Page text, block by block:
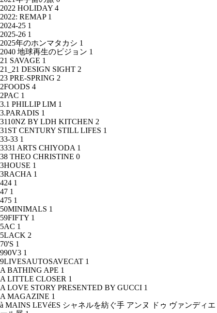
2022 HOLIDAY 4
2022: REMAP 1
2024-25 1
2025-26 1
2025年のホンマタカシ 1
2040 地球再生のビジョン 1
21 SAVAGE 1
21_21 DESIGN SIGHT 2
23 PRE-SPRING 2
2FOODS 4
2PAC 1
3.1 PHILLIP LIM 1
3.PARADIS 1
3110NZ BY LDH KITCHEN 2
31ST CENTURY STILL LIFES 1
33-33 1
3331 ARTS CHIYODA 1
38 THEO CHRISTINE 0
3HOUSE 1
3RACHA 1
424 1
47 1
475 1
50MINIMALS 1
59FIFTY 1
5AC 1
5LACK 2
70'S 1
990V3 1
9LIVESAUTOSAVECAT 1
A BATHING APE 1
A LITTLE CLOSER 1
A LOVE STORY PRESENTED BY GUCCI 1
A MAGAZINE 1
à MAINS LEVéES シャネルを紡ぐ手 アンヌ ドゥ ヴァンディエ